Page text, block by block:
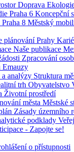
Doprava
Praha 6 Koncepční
Praha 8 Městský
plánování Prahy
Naše publikace
Zpracování
Emauzy
a analýzy Struktura
trh Obyvatelstvo
Životní prostředí
města Městské
Zásady územního
podklady
- Zapojte se!
o přístupnosti